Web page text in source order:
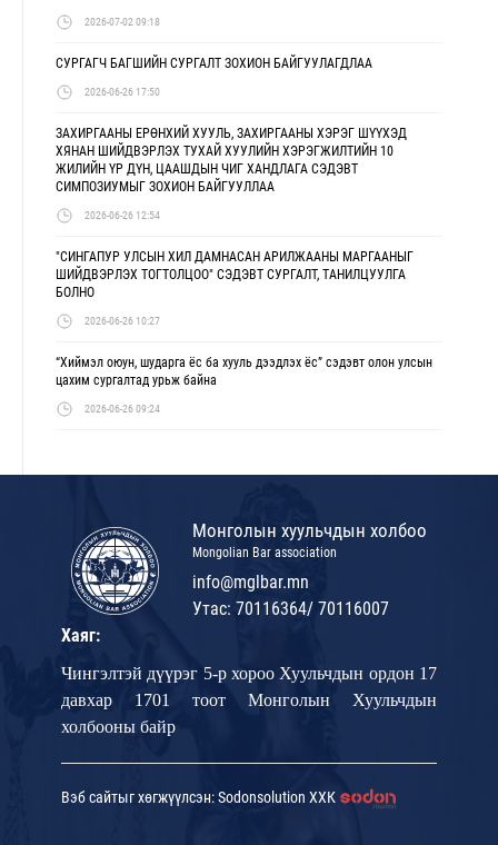
2026-07-02 09:18
СУРГАГЧ БАГШИЙН СУРГАЛТ ЗОХИОН БАЙГУУЛАГДЛАА
2026-06-26 17:50
ЗАХИРГААНЫ ЕРӨНХИЙ ХУУЛЬ, ЗАХИРГААНЫ ХЭРЭГ ШҮҮХЭД
ХЯНАН ШИЙДВЭРЛЭХ ТУХАЙ ХУУЛИЙН ХЭРЭГЖИЛТИЙН 10
ЖИЛИЙН ҮР ДҮН, ЦААШДЫН ЧИГ ХАНДЛАГА СЭДЭВТ
СИМПОЗИУМЫГ ЗОХИОН БАЙГУУЛЛАА
2026-06-26 12:54
"СИНГАПУР УЛСЫН ХИЛ ДАМНАСАН АРИЛЖААНЫ МАРГААНЫГ
ШИЙДВЭРЛЭХ ТОГТОЛЦОО" СЭДЭВТ СУРГАЛТ, ТАНИЛЦУУЛГА
БОЛНО
2026-06-26 10:27
“Хиймэл оюун, шударга ёс ба хууль дээдлэх ёс” сэдэвт олон улсын
цахим сургалтад урьж байна
2026-06-26 09:24
Монголын хуульчдын холбоо
Mongolian Bar association
info@mglbar.mn
Утас: 70116364/ 70116007
Хаяг:
Чингэлтэй дүүрэг 5-р хороо Хуульчдын ордон 17
давхар 1701 тоот Монголын Хуульчдын
холбооны байр
Вэб сайтыг хөгжүүлсэн: Sodonsolution ХХК